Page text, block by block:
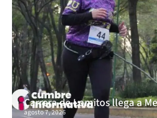
Carrera de Lomitos llega a
agosto 7, 2026